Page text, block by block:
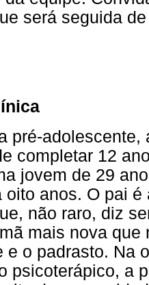
será seguida
pré-
completar 12
jovem de 29
oito anos. O pai
não raro, diz
mais nova
e o padrasto. Na
psicoterápico, a